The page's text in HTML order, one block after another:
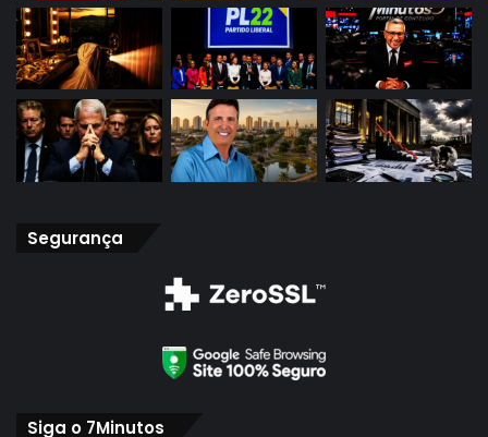
Segurança
Siga o 7Minutos